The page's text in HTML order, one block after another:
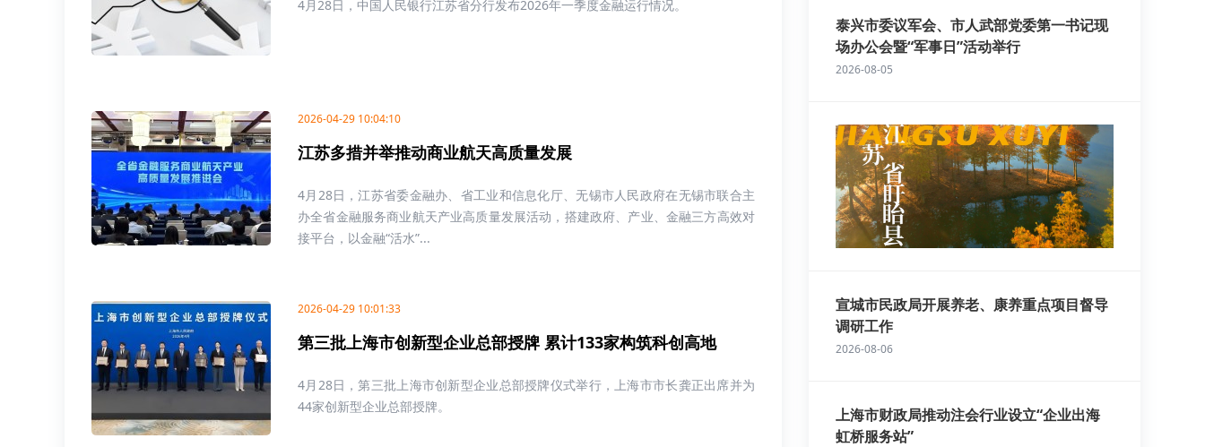
4月28日，中国人民银行江苏省分行发布2026年一季度金融运行情况。
2026-04-29 10:04:10
江苏多措并举推动商业航天高质量发展
4月28日，江苏省委金融办、省工业和信息化厅、无锡市人民政府在无锡市联合主
办全省金融服务商业航天产业高质量发展活动，搭建政府、产业、金融三方高效对
接平台，以金融“活水”...
2026-04-29 10:01:33
第三批上海市创新型企业总部授牌 累计133家构筑科创高地
4月28日，第三批上海市创新型企业总部授牌仪式举行，上海市市长龚正出席并为
44家创新型企业总部授牌。
泰兴市委议军会、市人武部党委第一书记现
场办公会暨“军事日”活动举行
2026-08-05
宣城市民政局开展养老、康养重点项目督导
调研工作
2026-08-06
上海市财政局推动注会行业设立“企业出海
虹桥服务站”